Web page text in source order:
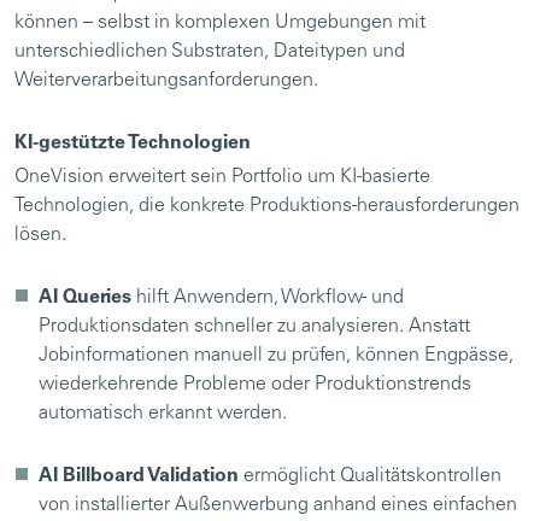
können – selbst in komplexen Umgebungen mit
unterschiedlichen Substraten, Dateitypen und
Weiterverarbeitungsanforderungen.
KI-gestützte Technologien
OneVision erweitert sein Portfolio um KI-basierte
Technologien, die konkrete Produktions-herausforderungen
lösen.
AI Queries hilft Anwendern, Workflow- und
Produktionsdaten schneller zu analysieren. Anstatt
Jobinformationen manuell zu prüfen, können Engpässe,
wiederkehrende Probleme oder Produktionstrends
automatisch erkannt werden.
AI Billboard Validation ermöglicht Qualitätskontrollen
von installierter Außenwerbung anhand eines einfachen